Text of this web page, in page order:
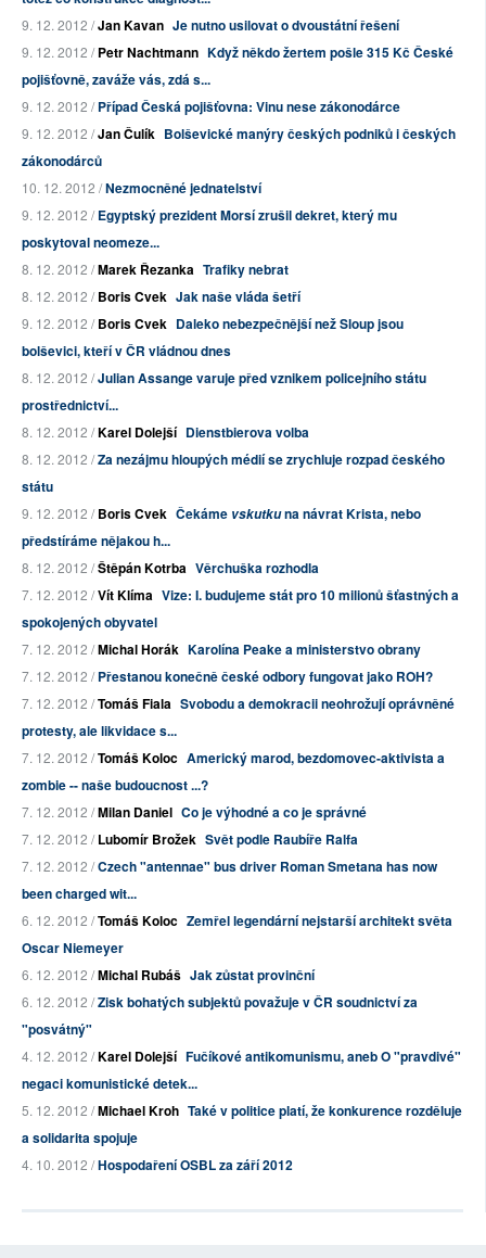
9. 12. 2012 /Jan Kavan Je nutno usilovat o dvoustátní řešení
9. 12. 2012 /Petr Nachtmann Když někdo žertem pošle 315 Kč České
pojišťovně, zaváže vás, zdá s...
9. 12. 2012 /Případ Česká pojišťovna: Vinu nese zákonodárce
9. 12. 2012 /Jan Čulík Bolševické manýry českých podniků i českých
zákonodárců
10. 12. 2012 /Nezmocněné jednatelství
9. 12. 2012 /Egyptský prezident Morsí zrušil dekret, který mu
poskytoval neomeze...
8. 12. 2012 /Marek Řezanka Trafiky nebrat
8. 12. 2012 /Boris Cvek Jak naše vláda šetří
9. 12. 2012 /Boris Cvek Daleko nebezpečnější než Sloup jsou
bolševici, kteří v ČR vládnou dnes
8. 12. 2012 /Julian Assange varuje před vznikem policejního státu
prostřednictví...
8. 12. 2012 /Karel Dolejší Dienstbierova volba
8. 12. 2012 /Za nezájmu hloupých médií se zrychluje rozpad českého
státu
9. 12. 2012 /Boris Cvek Čekáme vskutkuna návrat Krista, nebo
předstíráme nějakou h...
8. 12. 2012 /Štěpán Kotrba Věrchuška rozhodla
7. 12. 2012 /Vít Klíma Vize: I. budujeme stát pro 10 milionů šťastných a
spokojených obyvatel
7. 12. 2012 /Michal Horák Karolína Peake a ministerstvo obrany
7. 12. 2012 /Přestanou konečně české odbory fungovat jako ROH?
7. 12. 2012 /Tomáš Fiala Svobodu a demokracii neohrožují oprávněné
protesty, ale likvidace s...
7. 12. 2012 /Tomáš Koloc Americký marod, bezdomovec-aktivista a
zombie -- naše budoucnost ...?
7. 12. 2012 /Milan Daniel Co je výhodné a co je správné
7. 12. 2012 /Lubomír Brožek Svět podle Raubíře Ralfa
7. 12. 2012 /Czech "antennae" bus driver Roman Smetana has now
been charged wit...
6. 12. 2012 /Tomáš Koloc Zemřel legendární nejstarší architekt světa
Oscar Niemeyer
6. 12. 2012 /Michal Rubáš Jak zůstat provinční
6. 12. 2012 /Zisk bohatých subjektů považuje v ČR soudnictví za
"posvátný"
4. 12. 2012 /Karel Dolejší Fučíkové antikomunismu, aneb O "pravdivé"
negaci komunistické detek...
5. 12. 2012 /Michael Kroh Také v politice platí, že konkurence rozděluje
a solidarita spojuje
4. 10. 2012 /Hospodaření OSBL za září 2012